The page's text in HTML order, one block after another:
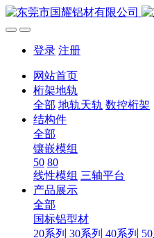
登录 注册
网站首页
桁架地轨
全部 地轨天轨 数控桁架
结构件
全部
镶嵌模组
50 80
线性模组 三轴平台
产品展示
全部
国标铝型材
20系列 30系列 40系列